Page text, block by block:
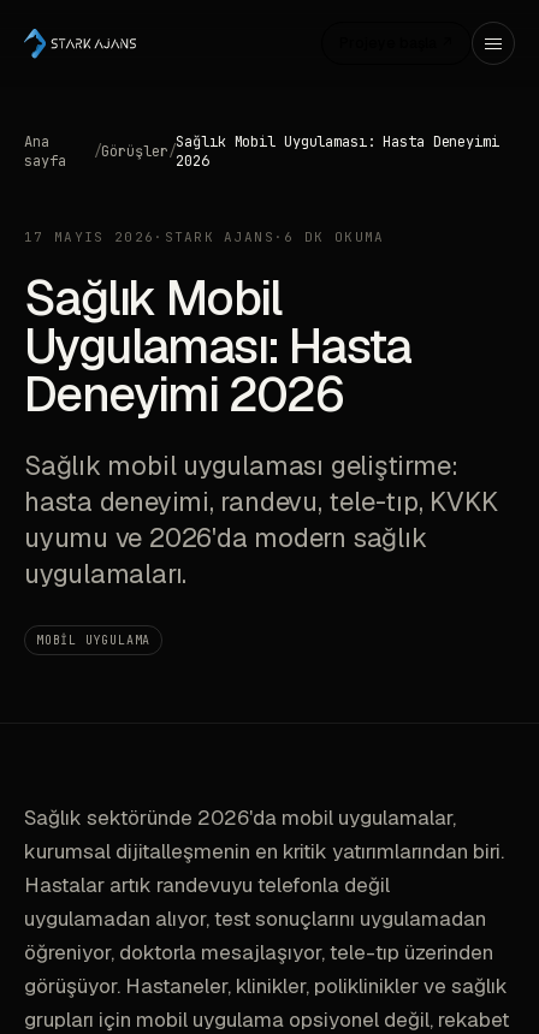
Ana
sayfa
/Görüşler/Sağlık Mobil Uygulaması: Hasta Deneyimi
2026
17 MAYIS 2026 · STARK AJANS · 6 DK OKUMA
Sağlık Mobil
Uygulaması: Hasta
Deneyimi 2026
Sağlık mobil uygulaması geliştirme:
hasta deneyimi, randevu, tele-tıp, KVKK
uyumu ve 2026'da modern sağlık
uygulamaları.
MOBIL UYGULAMA
Sağlık sektöründe 2026'da mobil uygulamalar,
kurumsal dijitalleşmenin en kritik yatırımlarından biri.
Hastalar artık randevuyu telefonla değil
uygulamadan alıyor, test sonuçlarını uygulamadan
öğreniyor, doktorla mesajlaşıyor, tele-tıp üzerinden
görüşüyor. Hastaneler, klinikler, poliklinikler ve sağlık
grupları için mobil uygulama opsiyonel değil, rekabet